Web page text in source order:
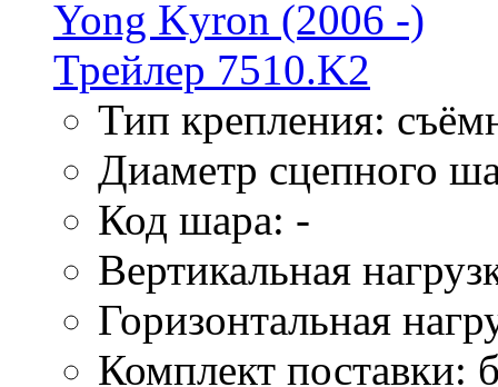
Тип крепления:
Диаметр сцепного
Код шара: -
Вертикальная
Горизонтальная
Комплект поставки: